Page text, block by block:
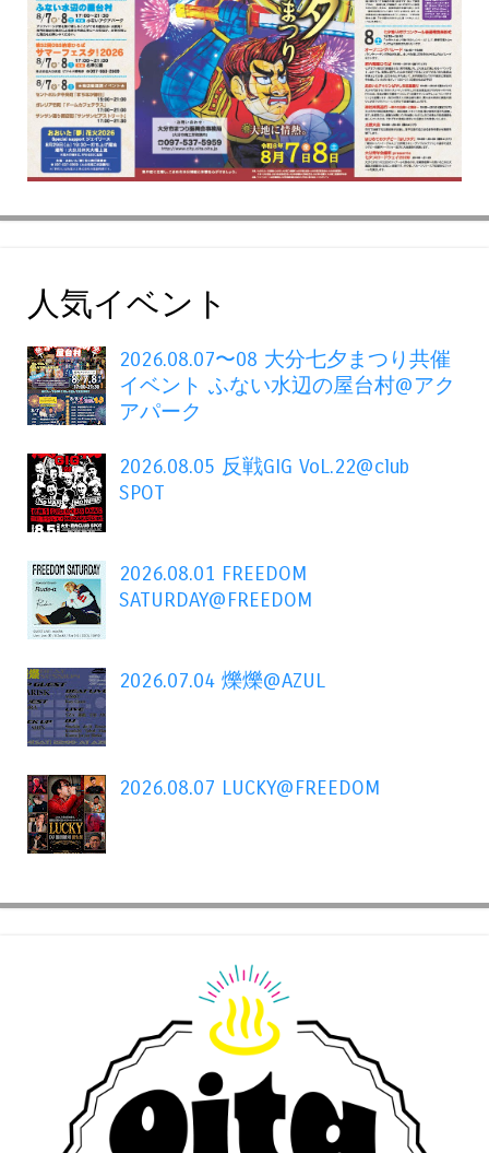
人気イベント
2026.08.07〜08 大分七夕まつり共催
イベント ふない水辺の屋台村@アク
アパーク
2026.08.05 反戦GIG VoL.22@club
SPOT
2026.08.01 FREEDOM
SATURDAY@FREEDOM
2026.07.04 爍爍@AZUL
2026.08.07 LUCKY@FREEDOM